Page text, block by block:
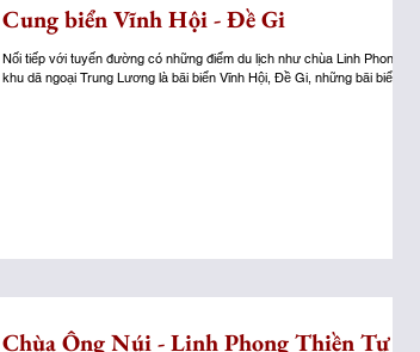
Cung biển Vĩnh Hội - Đề Gi
Nối tiếp với tuyến đường có những điểm du lịch như chùa Linh Phong,
khu dã ngoại Trung Lương là bãi biển Vĩnh Hội, Đề Gi, những bãi biển...
Chùa Ông Núi - Linh Phong Thiền Tự